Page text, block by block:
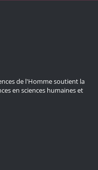
de l'Homme soutient la
en sciences humaines et